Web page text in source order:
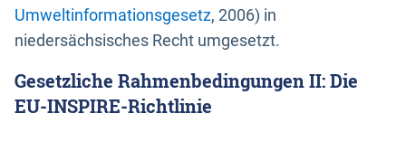
Umweltinformationsgesetz, 2006) in
niedersächsisches Recht umgesetzt.
Gesetzliche Rahmenbedingungen II: Die
EU-INSPIRE-Richtlinie